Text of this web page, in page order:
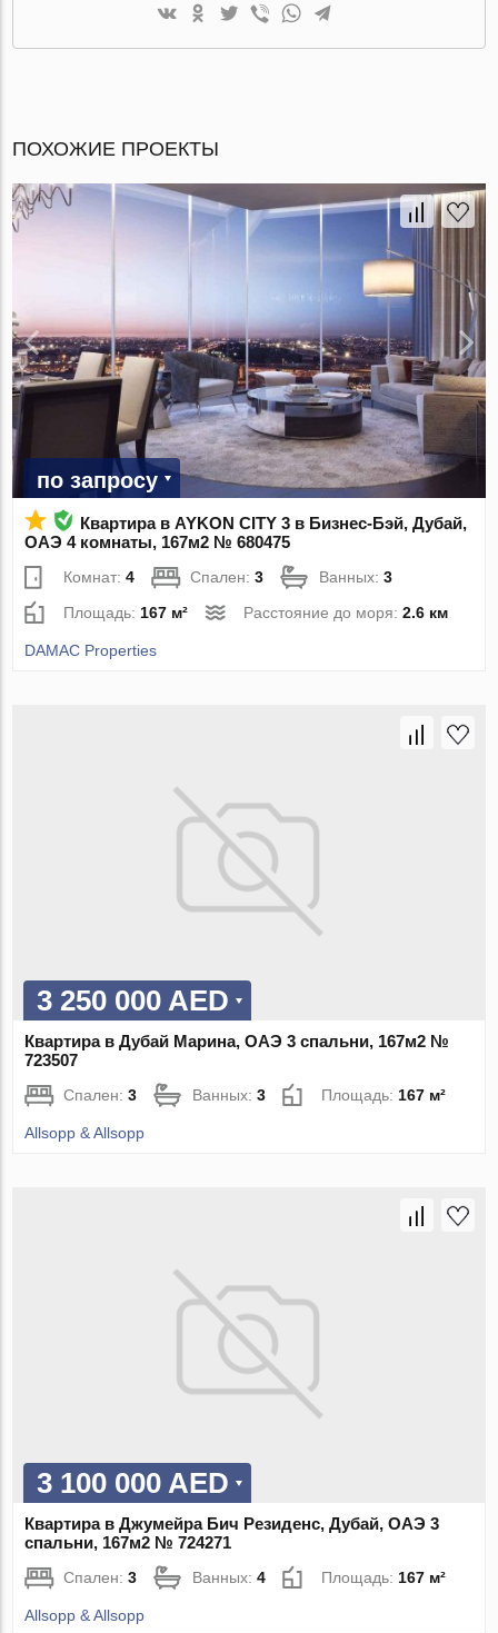
ПОХОЖИЕ ПРОЕКТЫ
по запросу
Квартира в AYKON CITY 3 в Бизнес-Бэй, Дубай,
ОАЭ 4 комнаты, 167м2 № 680475
Комнат:4 Спален:3 Ванных:3
Площадь:167 м² Расстояние до моря:2.6 км
DAMAC Properties
3 250 000 AED
Квартира в Дубай Марина, ОАЭ 3 спальни, 167м2 №
723507
Спален:3 Ванных:3 Площадь: 167 м²
Allsopp & Allsopp
3 100 000 AED
Квартира в Джумейра Бич Резиденс, Дубай, ОАЭ 3
спальни, 167м2 № 724271
Спален:3 Ванных:4 Площадь: 167 м²
Allsopp & Allsopp